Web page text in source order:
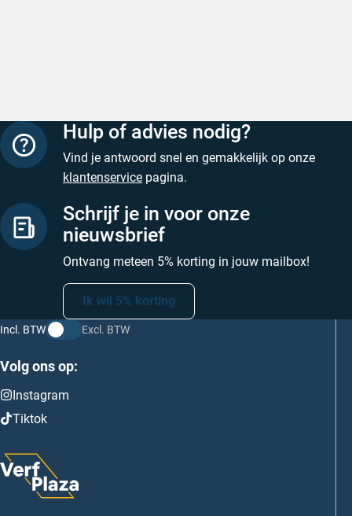
Hulp of advies nodig?
Vind je antwoord snel en gemakkelijk op onze
klantenservice pagina.
Schrijf je in voor onze
nieuwsbrief
Ontvang meteen 5% korting in jouw mailbox!
Ik wil 5% korting
Incl. BTW Excl. BTW
Volg ons op:
Instagram
Tiktok